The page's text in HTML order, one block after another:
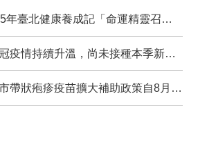
北健康養成記「命運精靈召喚所．健康運氣在你手」獎勵活動，歡迎踴躍參與!!
持續升溫，尚未接種本季新冠疫苗民眾請儘速接種獲得保護力，如有疑似症狀請儘速就醫！
狀疱疹疫苗擴大補助政策自8月1日起實施，請符合資格者儘速接種。